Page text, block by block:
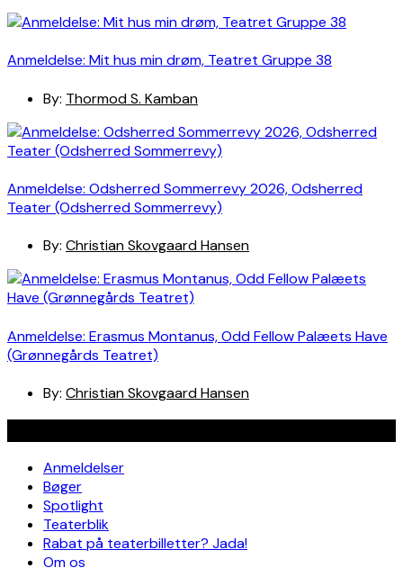
Anmeldelse: Mit hus min drøm, Teatret Gruppe 38
By: Thormod S. Kamban
Anmeldelse: Odsherred Sommerrevy 2026, Odsherred
Teater (Odsherred Sommerrevy)
By: Christian Skovgaard Hansen
Anmeldelse: Erasmus Montanus, Odd Fellow Palæets Have
(Grønnegårds Teatret)
By: Christian Skovgaard Hansen
Anmeldelser
Bøger
Spotlight
Teaterblik
Rabat på teaterbilletter? Jada!
Om os